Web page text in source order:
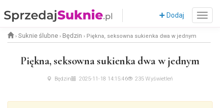
Dodaj
› Suknie ślubne › Będzin › Piękna, seksowna sukienka dwa w jednym
Piękna, seksowna sukienka dwa w jednym
Będzin 2025-11-18 14:15:46 235 Wyświetleń